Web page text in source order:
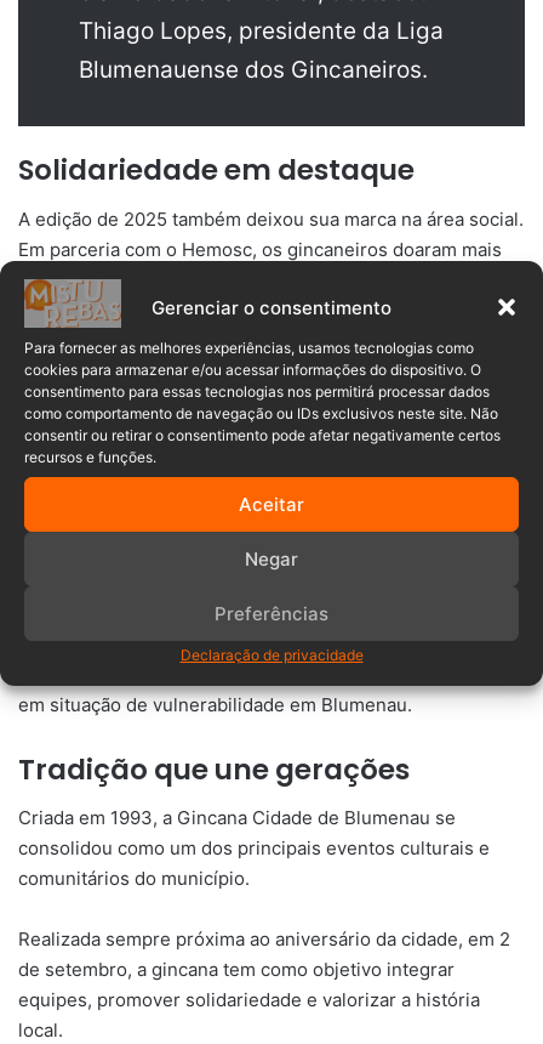
Gerenciar o consentimento
Para fornecer as melhores experiências, usamos tecnologias como
cookies para armazenar e/ou acessar informações do dispositivo. O
consentimento para essas tecnologias nos permitirá processar dados
como comportamento de navegação ou IDs exclusivos neste site. Não
consentir ou retirar o consentimento pode afetar negativamente certos
recursos e funções.
Aceitar
Negar
Preferências
Declaração de privacidade
Thiago Lopes, presidente da Liga
Blumenauense dos Gincaneiros.
Solidariedade em destaque
A edição de 2025 também deixou sua marca na área social.
Em parceria com o Hemosc, os gincaneiros doaram mais
de 730 bolsas de sangue, superando expectativas.
Houve ainda arrecadação de cerca de 450 garrafas pet
cheias de lacres, destinados à Fundação Fritz Müller, e 135
sacos de 100 litros de tampinhas, que serão entregues a
ONGs de proteção animal.
Netbar abre seletiva para atendentes
na 40ª Oktoberfest Blumenau
O projeto Mercado Solidário, da igreja Shalom, também foi
beneficiado com doações de alimentos, produtos de
higiene, roupas, calçados e cobertores. A ação teve apoio
em situação de vulnerabilidade em Blumenau.
Tradição que une gerações
Criada em 1993, a Gincana Cidade de Blumenau se
consolidou como um dos principais eventos culturais e
comunitários do município.
Realizada sempre próxima ao aniversário da cidade, em 2
de setembro, a gincana tem como objetivo integrar
equipes, promover solidariedade e valorizar a história
local.